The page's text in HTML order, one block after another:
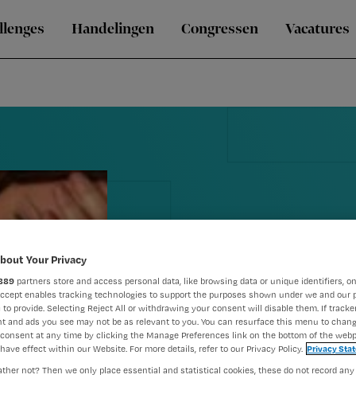
Handelingen Congressen Vacatures
te laat ziek
Your Privacy
partners store and access personal data, like browsing data or unique identifiers,
enables tracking technologies to support the purposes shown under we and our
to provide. Selecting Reject All or withdrawing your consent will disable them. If
and ads you see may not be as relevant to you. You can resurface this menu to
at any time by clicking the Manage Preferences link on the bottom of the
effect within our Website. For more details, refer to our Privacy Policy. Privacy
not? Then we only place essential and statistical cookies, these do not record